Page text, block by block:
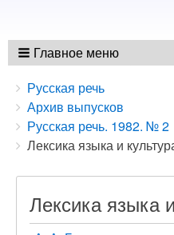
Главное меню
Breadcrumbs
You
are
here:
Русская речь
Архив выпусков
Русская речь. 1982. № 2
Лексика языка и
Лексика языка